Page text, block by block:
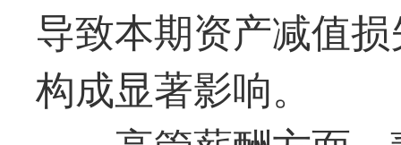
导致本期资产减值
构成显著影响。